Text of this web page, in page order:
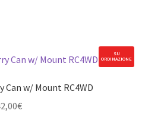
SU
ORDINAZIONE
w/ Mount RC4WD
€